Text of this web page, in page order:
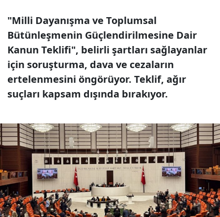
"Milli Dayanışma ve Toplumsal
Bütünleşmenin Güçlendirilmesine Dair
Kanun Teklifi", belirli şartları sağlayanlar
için soruşturma, dava ve cezaların
ertelenmesini öngörüyor. Teklif, ağır
suçları kapsam dışında bırakıyor.